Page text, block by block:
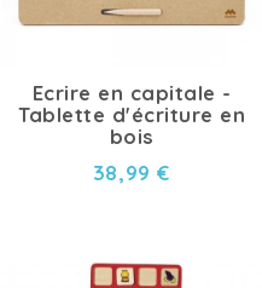
Ecrire en capitale -
Tablette d'écriture en
bois
38,99 €